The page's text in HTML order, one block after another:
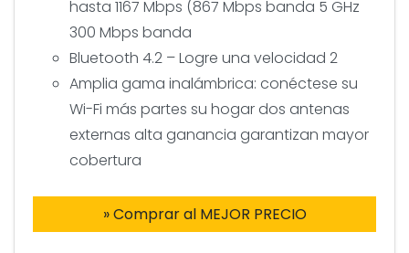
hasta 1167 Mbps (867 Mbps banda 5 GHz
300 Mbps banda
Bluetooth 4.2 – Logre una velocidad 2
Amplia gama inalámbrica: conéctese su
Wi-Fi más partes su hogar dos antenas
externas alta ganancia garantizan mayor
cobertura
» Comprar al MEJOR PRECIO